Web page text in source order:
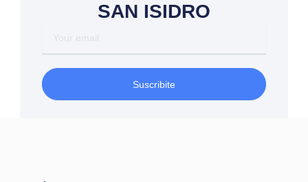
SAN ISIDRO
email
Suscribite